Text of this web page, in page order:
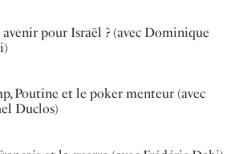
pour Israël ? (avec Dominique
Poutine et le poker menteur (avec
Duclos)